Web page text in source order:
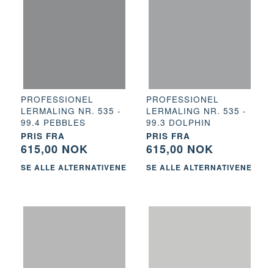
PROFESSIONEL
LERMALING NR. 535 -
99.4 PEBBLES
PRIS FRA
615,00 NOK
SE ALLE ALTERNATIVENE
PROFESSIONEL
LERMALING NR. 535 -
99.3 DOLPHIN
PRIS FRA
615,00 NOK
SE ALLE ALTERNATIVENE